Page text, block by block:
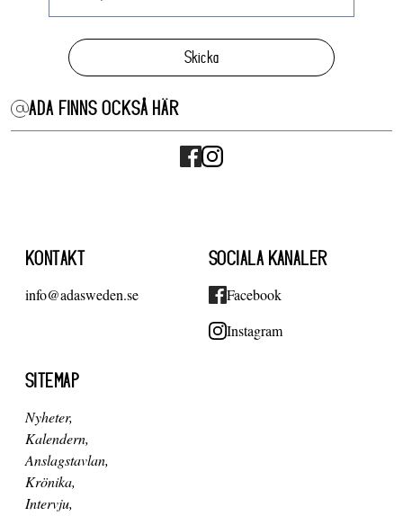
Skicka
ADA FINNS OCKSÅ HÄR
KONTAKT
info@adasweden.se
SOCIALA KANALER
Facebook
Instagram
SITEMAP
Nyheter
Kalendern
Anslagstavlan
Krönika
Intervju